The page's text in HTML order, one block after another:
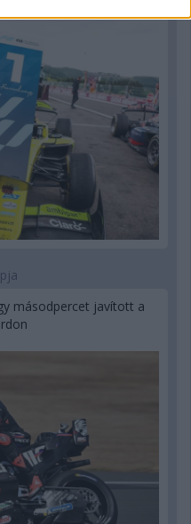
másodpercet javított a